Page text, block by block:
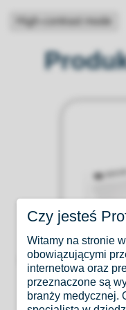
High-contrast mode
Czy jesteś
Witamy na stronie
obowiązującymi
internetowa oraz
przeznaczone są
branży medycznej.